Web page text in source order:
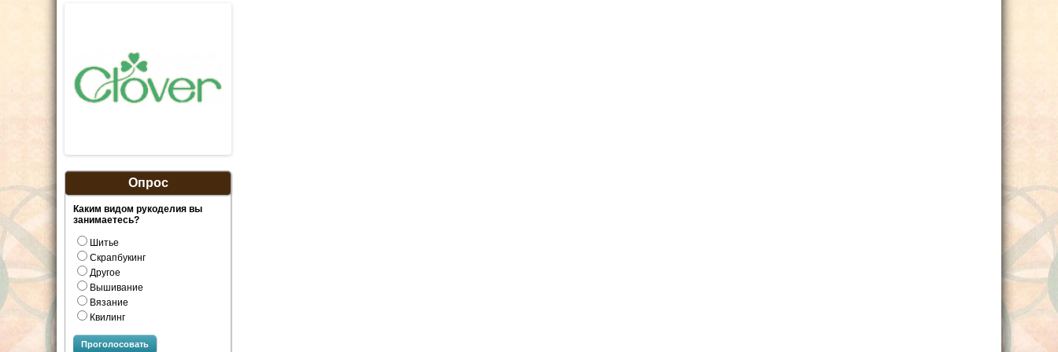
Опрос
Каким видом рукоделия вы
занимаетесь?
Шитье
Скрапбукинг
Другое
Вышивание
Вязание
Квилинг
Проголосовать